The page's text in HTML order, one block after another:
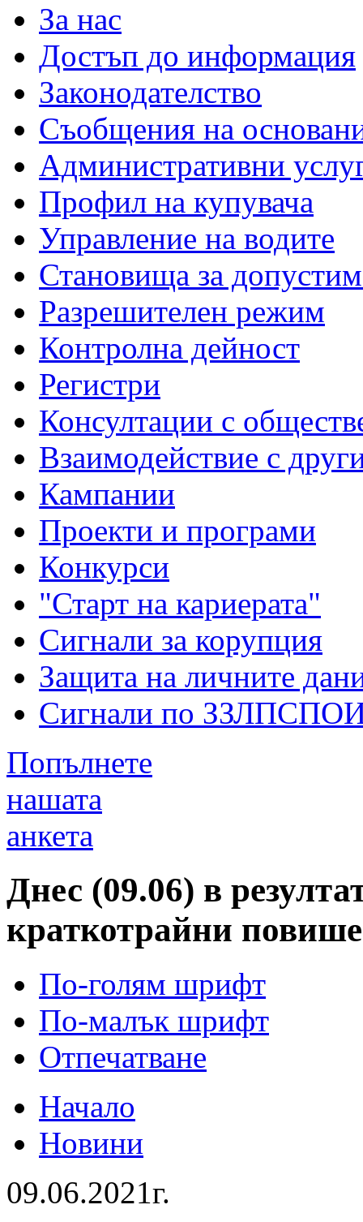
За нас
Достъп до информация
Законодателство
Съобщения на
Административни
Профил на купувача
Управление на водите
Становища за
Разрешителен режим
Контролна дейност
Регистри
Консултации с
Взаимодействие с
Кампании
Проекти и програми
Конкурси
"Старт на кариерата"
Сигнали за корупция
Защита на личните
Сигнали по
Попълнете
нашата
анкета
Днес (09.06) в
краткотрайни
По-голям шрифт
По-малък шрифт
Отпечатване
Начало
Новини
09.06.2021г.